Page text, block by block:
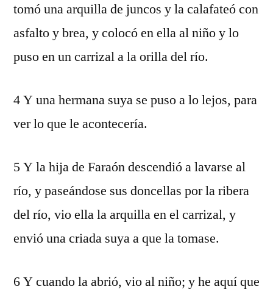
tomó una arquilla de juncos y la calafateó con
asfalto y brea, y colocó en ella al niño y lo
puso en un carrizal a la orilla del río.
4 Y una hermana suya se puso a lo lejos, para
ver lo que le acontecería.
5 Y la hija de Faraón descendió a lavarse al
río, y paseándose sus doncellas por la ribera
del río, vio ella la arquilla en el carrizal, y
envió una criada suya a que la tomase.
6 Y cuando la abrió, vio al niño; y he aquí que